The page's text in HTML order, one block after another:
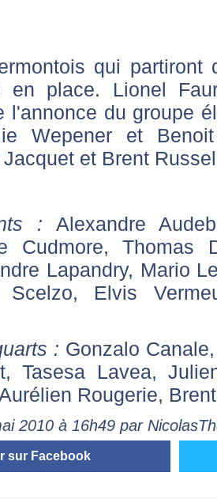
qui partiront
place. Lionel
l'annonce du groupe
Wepener et
et Brent
: Alexandre
Cudmore, Thomas
Lapandry, Mario
Scelzo, Elvis
: Gonzalo
Tasesa Lavea,
Rougerie,
2010 à 16h49 par
sur Facebook